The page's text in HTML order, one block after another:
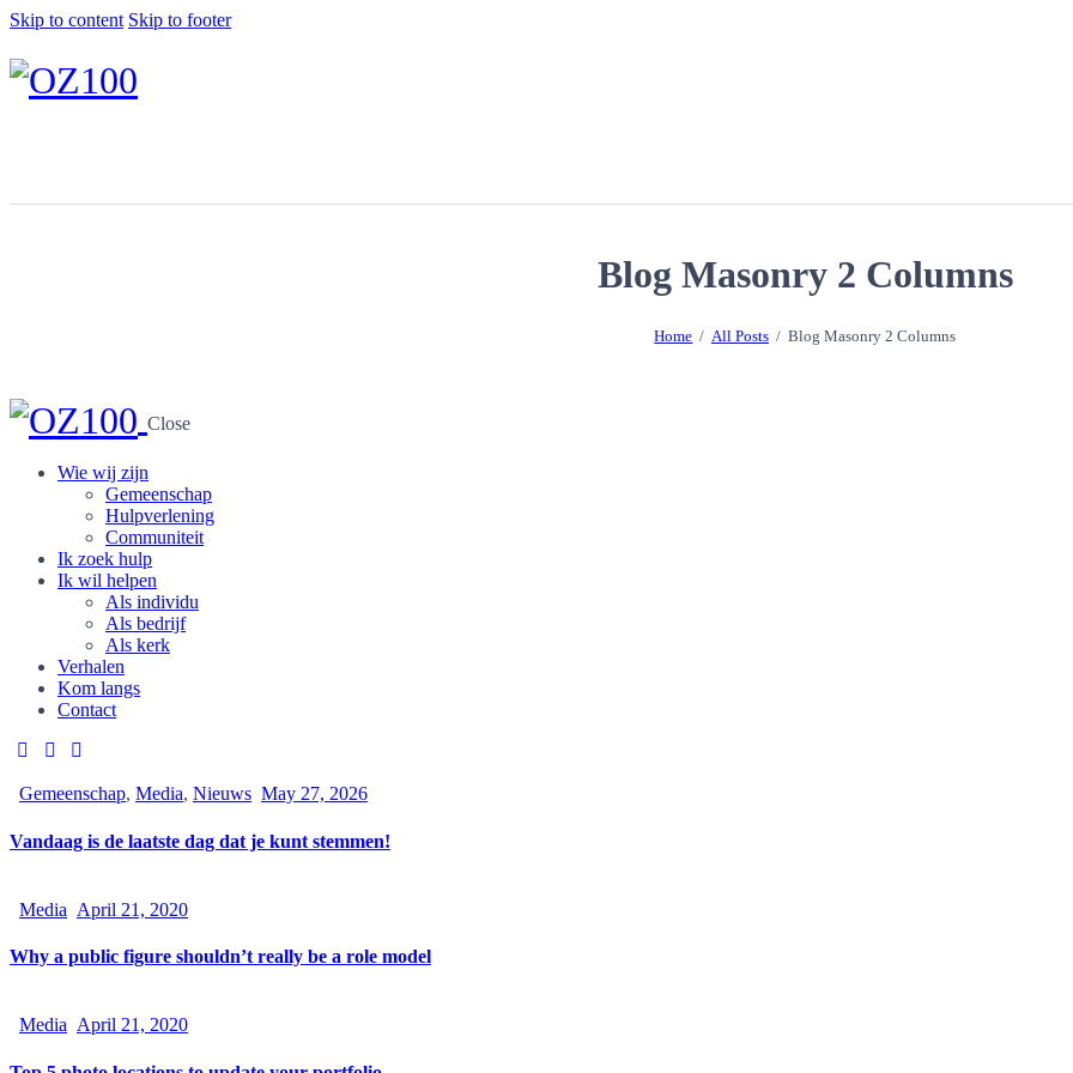
Skip to content Skip to footer
Blog Masonry 2 Columns
Home All Posts Blog Masonry 2 Columns
Close
Wie wij zijn
Gemeenschap
Hulpverlening
Communiteit
Ik zoek hulp
Ik wil helpen
Als individu
Als bedrijf
Als kerk
Verhalen
Kom langs
Contact
Gemeenschap, Media, Nieuws May 27, 2026
Vandaag is de laatste dag dat je kunt stemmen!
Media April 21, 2020
Why a public figure shouldn’t really be a role model
Media April 21, 2020